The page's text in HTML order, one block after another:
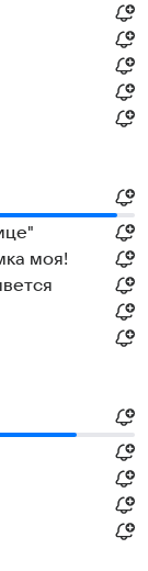
моя!